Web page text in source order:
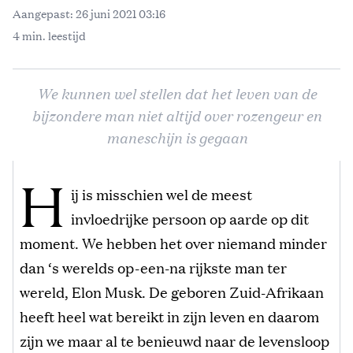
Aangepast: 26 juni 2021 03:16
4 min. leestijd
We kunnen wel stellen dat het leven van de
bijzondere man niet altijd over rozengeur en
maneschijn is gegaan
H ij is misschien wel de meest
invloedrijke persoon op aarde op dit
moment. We hebben het over niemand minder
dan ‘s werelds op-een-na rijkste man ter
wereld, Elon Musk. De geboren Zuid-Afrikaan
heeft heel wat bereikt in zijn leven en daarom
zijn we maar al te benieuwd naar de levensloop